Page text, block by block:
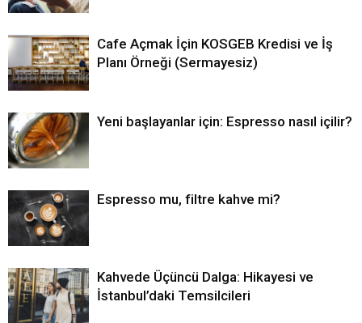
Cafe Açmak İçin KOSGEB Kredisi ve İş
Planı Örneği (Sermayesiz)
Yeni başlayanlar için: Espresso nasıl içilir?
Espresso mu, filtre kahve mi?
Kahvede Üçüncü Dalga: Hikayesi ve
İstanbul’daki Temsilcileri